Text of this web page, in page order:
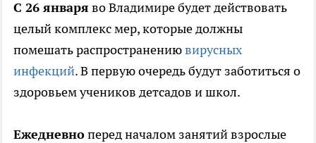
С 26 января во Владимире будет действовать
целый комплекс мер, которые должны
помешать распространениювирусных
инфекций. В первую очередь будут заботиться о
здоровьем учеников детсадов и школ.
Ежедневноперед началом занятий взрослые